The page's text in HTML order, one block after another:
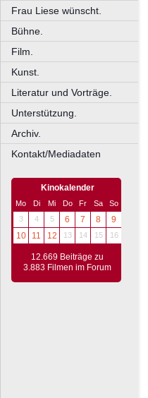
Frau Liese wünscht.
Bühne.
Film.
Kunst.
Literatur und Vorträge.
Unterstützung.
Archiv.
Kontakt/Mediadaten
Kinokalender
Mo Di Mi Do Fr Sa
So
3
4 5 6 7 8
9
10
11 12 13 14 15 16
12.669 Beiträge zu
3.883 Filmen im Forum